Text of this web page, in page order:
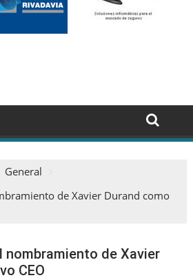
General
de Xavier Durand como
nombramiento de Xavier
CEO